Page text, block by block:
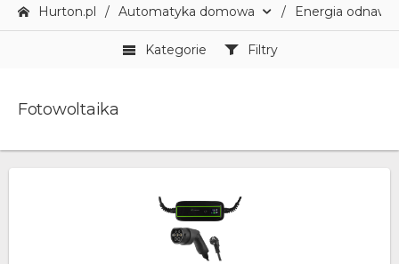
Hurton.pl Automatyka domowa Energia
Kategorie Filtry
Fotowoltaika